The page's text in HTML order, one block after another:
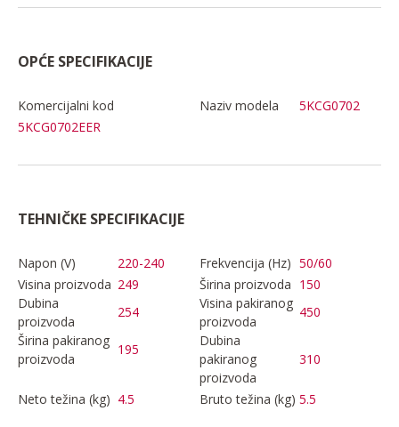
OPĆE SPECIFIKACIJE
Komercijalni kod
5KCG0702EER
Naziv modela 5KCG0702
TEHNIČKE SPECIFIKACIJE
Napon (V) 220-240 Frekvencija (Hz) 50/60
Visina proizvoda 249 Širina proizvoda 150
Dubina
proizvoda
254
Visina pakiranog
proizvoda
450
Širina pakiranog
proizvoda
195
Dubina
pakiranog
proizvoda
310
Neto težina (kg) 4.5 Bruto težina (kg) 5.5